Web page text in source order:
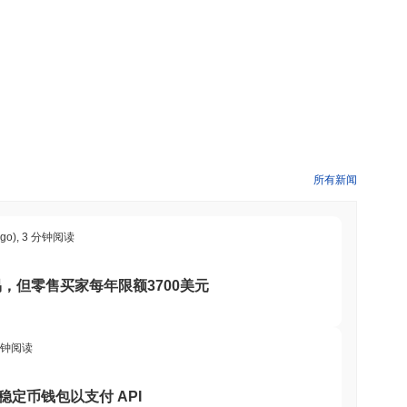
所有新闻
3 分钟阅读
但零售买家每年限额3700美元
阅读
定币钱包以支付 API